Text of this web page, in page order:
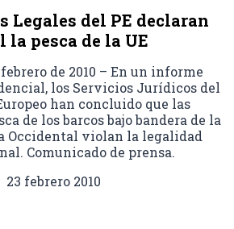
Legales del PE declaran
la pesca de la UE
de 2010 – En un informe
los Servicios Jurídicos del
han concluido que las
de los barcos bajo bandera de la
Occidental violan la legalidad
Comunicado de prensa.
23 febrero 2010